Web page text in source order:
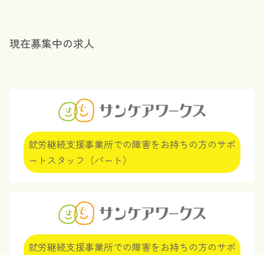
現在募集中の求人
就労継続支援事業所での障害をお持ちの方のサポ
ートスタッフ（パート）
就労継続支援事業所での障害をお持ちの方のサポ